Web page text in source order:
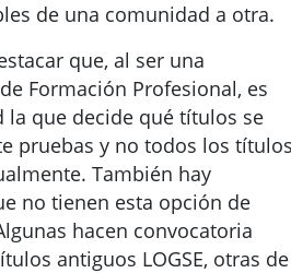
de una comunidad a otra.
que, al ser una
Formación Profesional, es
la que decide qué títulos se
pruebas y no todos los
También hay
no tienen esta opción de
hacen convocatoria
antiguos LOGSE, otras de